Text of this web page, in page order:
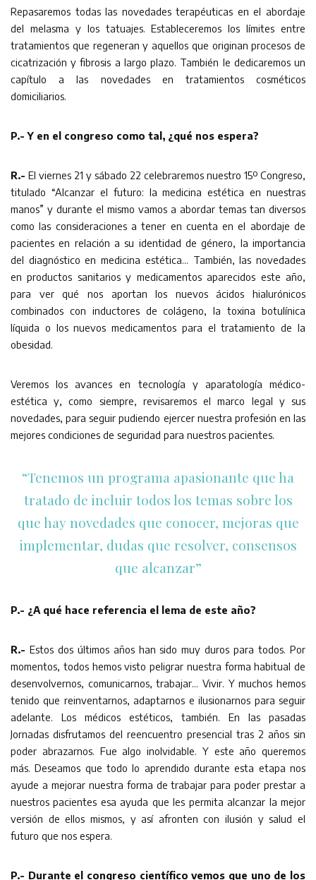
Repasaremos todas las novedades terapéuticas en el abordaje
del melasma y los tatuajes. Estableceremos los límites entre
tratamientos que regeneran y aquellos que originan procesos de
cicatrización y fibrosis a largo plazo. También le dedicaremos un
capítulo a las novedades en tratamientos cosméticos
domiciliarios.
P.- Y en el congreso como tal, ¿qué nos espera?
R.- El viernes 21 y sábado 22 celebraremos nuestro 15º Congreso,
titulado “Alcanzar el futuro: la medicina estética en nuestras
manos” y durante el mismo vamos a abordar temas tan diversos
como las consideraciones a tener en cuenta en el abordaje de
pacientes en relación a su identidad de género, la importancia
del diagnóstico en medicina estética… También, las novedades
en productos sanitarios y medicamentos aparecidos este año,
para ver qué nos aportan los nuevos ácidos hialurónicos
combinados con inductores de colágeno, la toxina botulínica
líquida o los nuevos medicamentos para el tratamiento de la
obesidad.
Veremos los avances en tecnología y aparatología médico-
estética y, como siempre, revisaremos el marco legal y sus
novedades, para seguir pudiendo ejercer nuestra profesión en las
mejores condiciones de seguridad para nuestros pacientes.
“Tenemos un programa apasionante que ha
tratado de incluir todos los temas sobre los
que hay novedades que conocer, mejoras que
implementar, dudas que resolver, consensos
que alcanzar”
P.- ¿A qué hace referencia el lema de este año?
R.- Estos dos últimos años han sido muy duros para todos. Por
momentos, todos hemos visto peligrar nuestra forma habitual de
desenvolvernos, comunicarnos, trabajar… Vivir. Y muchos hemos
tenido que reinventarnos, adaptarnos e ilusionarnos para seguir
adelante. Los médicos estéticos, también. En las pasadas
Jornadas disfrutamos del reencuentro presencial tras 2 años sin
poder abrazarnos. Fue algo inolvidable. Y este año queremos
más. Deseamos que todo lo aprendido durante esta etapa nos
ayude a mejorar nuestra forma de trabajar para poder prestar a
nuestros pacientes esa ayuda que les permita alcanzar la mejor
versión de ellos mismos, y así afronten con ilusión y salud el
futuro que nos espera.
P.- Durante el congreso científico vemos que uno de los